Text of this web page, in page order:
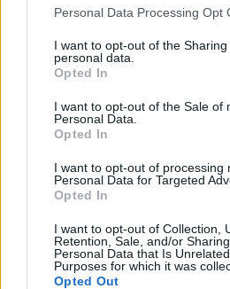
Please note that this website/app
not limited to your visit or usage
grant or deny consent to Google
use your data for below specified
consent section.
Personal Data Processing Opt
I want to opt-out of the
personal data.
Opted In
I want to opt-out of the Sale of
Personal Data.
Opted In
I want to opt-out of processing
Personal Data for Targeted
Opted In
I want to opt-out of Collection,
Retention, Sale, and/or
Personal Data that Is
Purposes for which it was
Opted Out